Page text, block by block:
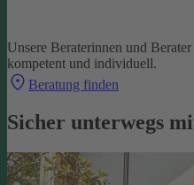
Unsere Beraterinnen und
kompetent und individuell.
Beratung finden
Sicher unterwegs